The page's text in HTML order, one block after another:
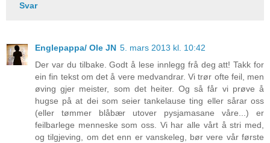
Svar
Englepappa/ Ole JN 5. mars 2013 kl. 10:42
Der var du tilbake. Godt å lese innlegg frå deg att! Takk for
ein fin tekst om det å vere medvandrar. Vi trør ofte feil, men
øving gjer meister, som det heiter. Og så får vi prøve å
hugse på at dei som seier tankelause ting eller sårar oss
(eller tømmer blåbær utover pysjamasane våre...) er
feilbarlege menneske som oss. Vi har alle vårt å stri med,
og tilgjeving, om det enn er vanskeleg, bør vere vår første